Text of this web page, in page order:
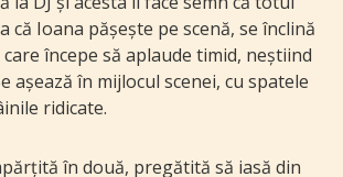
că Ioana pășește pe scenă, se înclină
începe să aplaude timid, neștiind
așează în mijlocul scenei, cu spatele
ridicate.
în două, pregătită să iasă din